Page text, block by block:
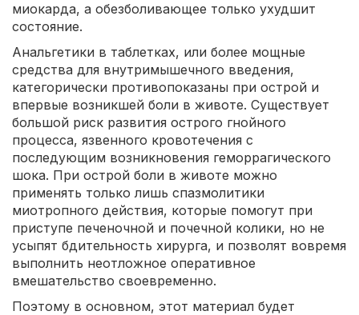
миокарда, а обезболивающее только ухудшит
состояние.
Анальгетики в таблетках, или более мощные
средства для внутримышечного введения,
категорически противопоказаны при острой и
впервые возникшей боли в животе. Существует
большой риск развития острого гнойного
процесса, язвенного кровотечения с
последующим возникновения геморрагического
шока. При острой боли в животе можно
применять только лишь спазмолитики
миотропного действия, которые помогут при
приступе печеночной и почечной колики, но не
усыпят бдительность хирурга, и позволят вовремя
выполнить неотложное оперативное
вмешательство своевременно.
Поэтому в основном, этот материал будет